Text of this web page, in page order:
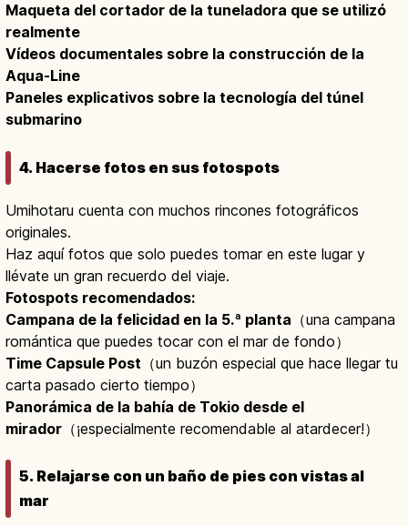
Maqueta del cortador de la tuneladora que se utilizó
realmente
Vídeos documentales sobre la construcción de la
Aqua-Line
Paneles explicativos sobre la tecnología del túnel
submarino
4. Hacerse fotos en sus fotospots
Umihotaru cuenta con muchos rincones fotográficos
originales.
Haz aquí fotos que solo puedes tomar en este lugar y
llévate un gran recuerdo del viaje.
Fotospots recomendados:
Campana de la felicidad en la 5.ª planta （una campana
romántica que puedes tocar con el mar de fondo）
Time Capsule Post （un buzón especial que hace llegar tu
carta pasado cierto tiempo）
Panorámica de la bahía de Tokio desde el
mirador （¡especialmente recomendable al atardecer!）
5. Relajarse con un baño de pies con vistas al
mar